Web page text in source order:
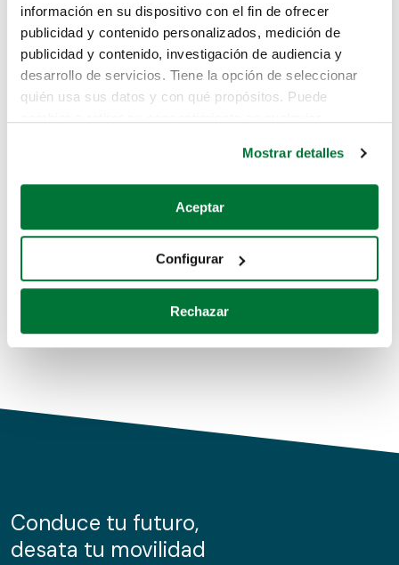
información en su dispositivo con el fin de ofrecer
publicidad y contenido personalizados, medición de
publicidad y contenido, investigación de audiencia y
desarrollo de servicios. Tiene la opción de seleccionar
quién usa sus datos y con qué propósitos. Puede
Si lo permite, también quisiéramos:
Recopilar información sobre su ubicación geográfica
Identificar su dispositivo analizándolo activamente
para buscar características específicas (huellas
Obtenga más información sobre cómo se procesan sus
de cookies.
información sobre el uso que haga del sitio web con
nuestros partners de redes sociales, publicidad y análisis
Mostrar detalles
Aceptar
Configurar
Rechazar
Lo sentimos, no sabemos como
te hemos traido hasta aquí.
Pero puedes encontrar el coche que estás
buscando en alguno de estos enlaces:
Coches de segunda mano
Coches de km0
Conduce tu futuro,
desata tu movilidad